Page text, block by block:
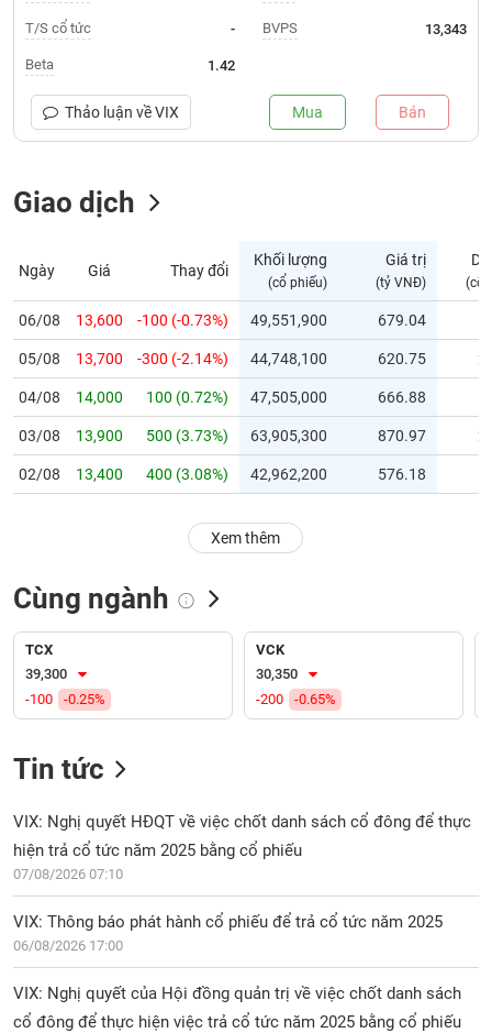
Trạng
thái
phiếu
thị
trường
yết
Niêm
mới
Niêm
yết
bổ
Hủy
dõi
biệt
Không
được
Cổ
phiếu
chi
tiết
Tổng
quan
T/S cổ tức -
Beta 1.42
BVPS 13,343
Thảo luận vềVIX Mua Bán
Giao dịch
Ngày Giá Thay đổi
Khối lượng
(cổ phiếu)
Giá trị
(tỷ VNĐ) (cổ
06/08 13,600 -100 (-0.73%) 49,551,900 679.04
05/08 13,700 -300 (-2.14%) 44,748,100 620.75
04/08 14,000 100 (0.72%) 47,505,000 666.88
03/08 13,900 500 (3.73%) 63,905,300 870.97
02/08 13,400 400 (3.08%) 42,962,200 576.18
Xem thêm
Cùng ngành
TCX
39,300
-100
-0.25%
VCK
30,350
-200
-0.65%
Tin tức
VIX: Nghị quyết HĐQT về việc chốt danh sách cổ đông để thực
hiện trả cổ tức năm 2025 bằng cổ phiếu
07/08/2026 07:10
VIX: Thông báo phát hành cổ phiếu để trả cổ tức năm 2025
06/08/2026 17:00
VIX: Nghị quyết của Hội đồng quản trị về việc chốt danh sách
cổ đông để thực hiện việc trả cổ tức năm 2025 bằng cổ phiếu
NGÀNH
NGHIỆP
CỔ
SINH
TRÁI
PHIẾU
CÔNG
ĐẦU
TƯ
DỮ
LIỆU
TIN
MỚI
Ngành
(-)
VS-
SECTOR